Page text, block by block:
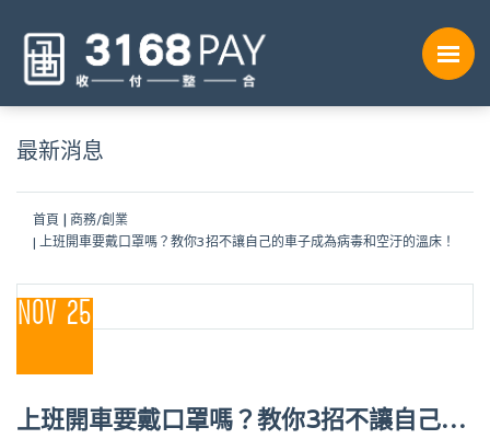
最新消息
首頁
商務/創業
上班開車要戴口罩嗎？教你3招不讓自己的車子成為病毒和空汙的溫床！
NOV 25
上班開車要戴口罩嗎？教你3招不讓自己的